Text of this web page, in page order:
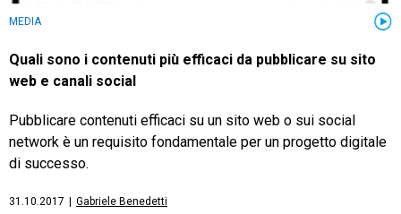
MEDIA
Quali sono i contenuti più efficaci da pubblicare su sito
web e canali social
Pubblicare contenuti efficaci su un sito web o sui social
network è un requisito fondamentale per un progetto digitale
di successo.
31.10.2017 | Gabriele Benedetti